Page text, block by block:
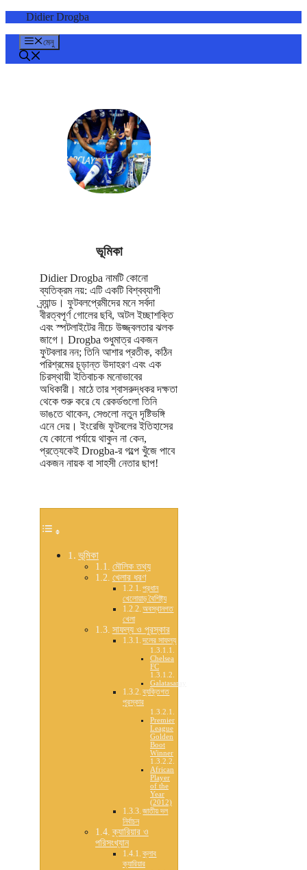
এড়িেয়Didier Drogba
মেনু
ভূমিকা
Didier Drogba নামটি কোনো
ব্যতিক্রম নয়: এটি একটি বিশ্বব্যাপী
ব্র্যান্ড। ফুটবলপ্রেমীদের মনে সর্বদা
বীরত্বপূর্ণ গোলের ছবি, অটল ইচ্ছাশক্তি
এবং স্পটলাইটের নীচে উজ্জ্বলতার ঝলক
জাগে। Drogba শুধুমাত্র একজন
ফুটবলার নন; তিনি আশার প্রতীক, কঠিন
পরিশ্রমের চূড়ান্ত উদাহরণ এবং এক
চিরস্থায়ী ইতিবাচক মনোভাবের
অধিকারী। মাঠে তার শ্বাসরুদ্ধকর দক্ষতা
থেকে শুরু করে যে রেকর্ডগুলো তিনি
ভাঙতে থাকেন, সেগুলো নতুন দৃষ্টিভঙ্গি
এনে দেয়। ইংরেজি ফুটবলের ইতিহাসের
যে কোনো পর্যায়ে থাকুন না কেন,
প্রত্যেকেই Drogba-র গল্পে খুঁজে পাবে
একজন নায়ক বা সাহসী নেতার ছাপ!
ভূমিকা
মৌলিক তথ্য
খেলার ধরণ
প্রধান
খেলোয়াড় বৈশিষ্ট্য
অবস্থানগত
খেলা
সাফল্য ও পুরস্কার
দলের সাফল্য
Chelsea
FC
Galatasaray
ব্যক্তিগত
পুরস্কার
Premier
League
Golden
Boot
Winner
African
Player
of the
Year
(2012)
জাতীয় দল
নির্বাচন
ক্যারিয়ার ও
পরিসংখ্যান
ক্লাব
ক্যারিয়ার